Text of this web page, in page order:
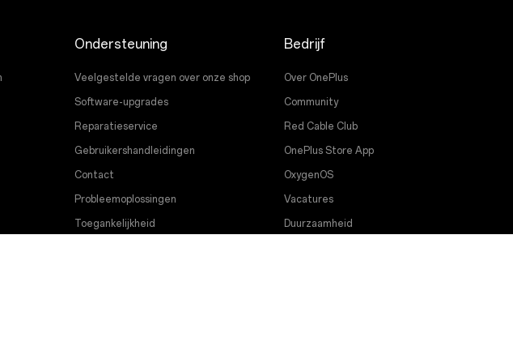
Ondersteuning
Veelgestelde vragen over onze shop
Software-upgrades
Reparatieservice
Gebruikershandleidingen
Contact
Probleemoplossingen
Toegankelijkheid
Bedrijf
Over OnePlus
Community
Red Cable Club
OnePlus Store App
OxygenOS
Vacatures
Duurzaamheid